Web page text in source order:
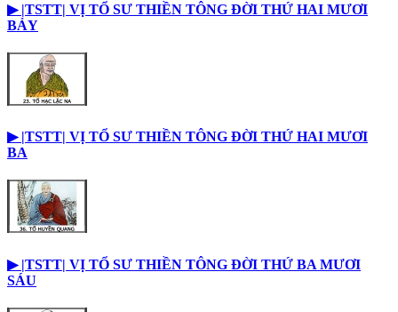
▶︎ |TSTT| VỊ TỔ SƯ THIỀN TÔNG ĐỜI THỨ HAI MƯƠI
BẢY
▶︎ |TSTT| VỊ TỔ SƯ THIỀN TÔNG ĐỜI THỨ HAI MƯƠI
BA
▶︎ |TSTT| VỊ TỔ SƯ THIỀN TÔNG ĐỜI THỨ BA MƯƠI
SÁU